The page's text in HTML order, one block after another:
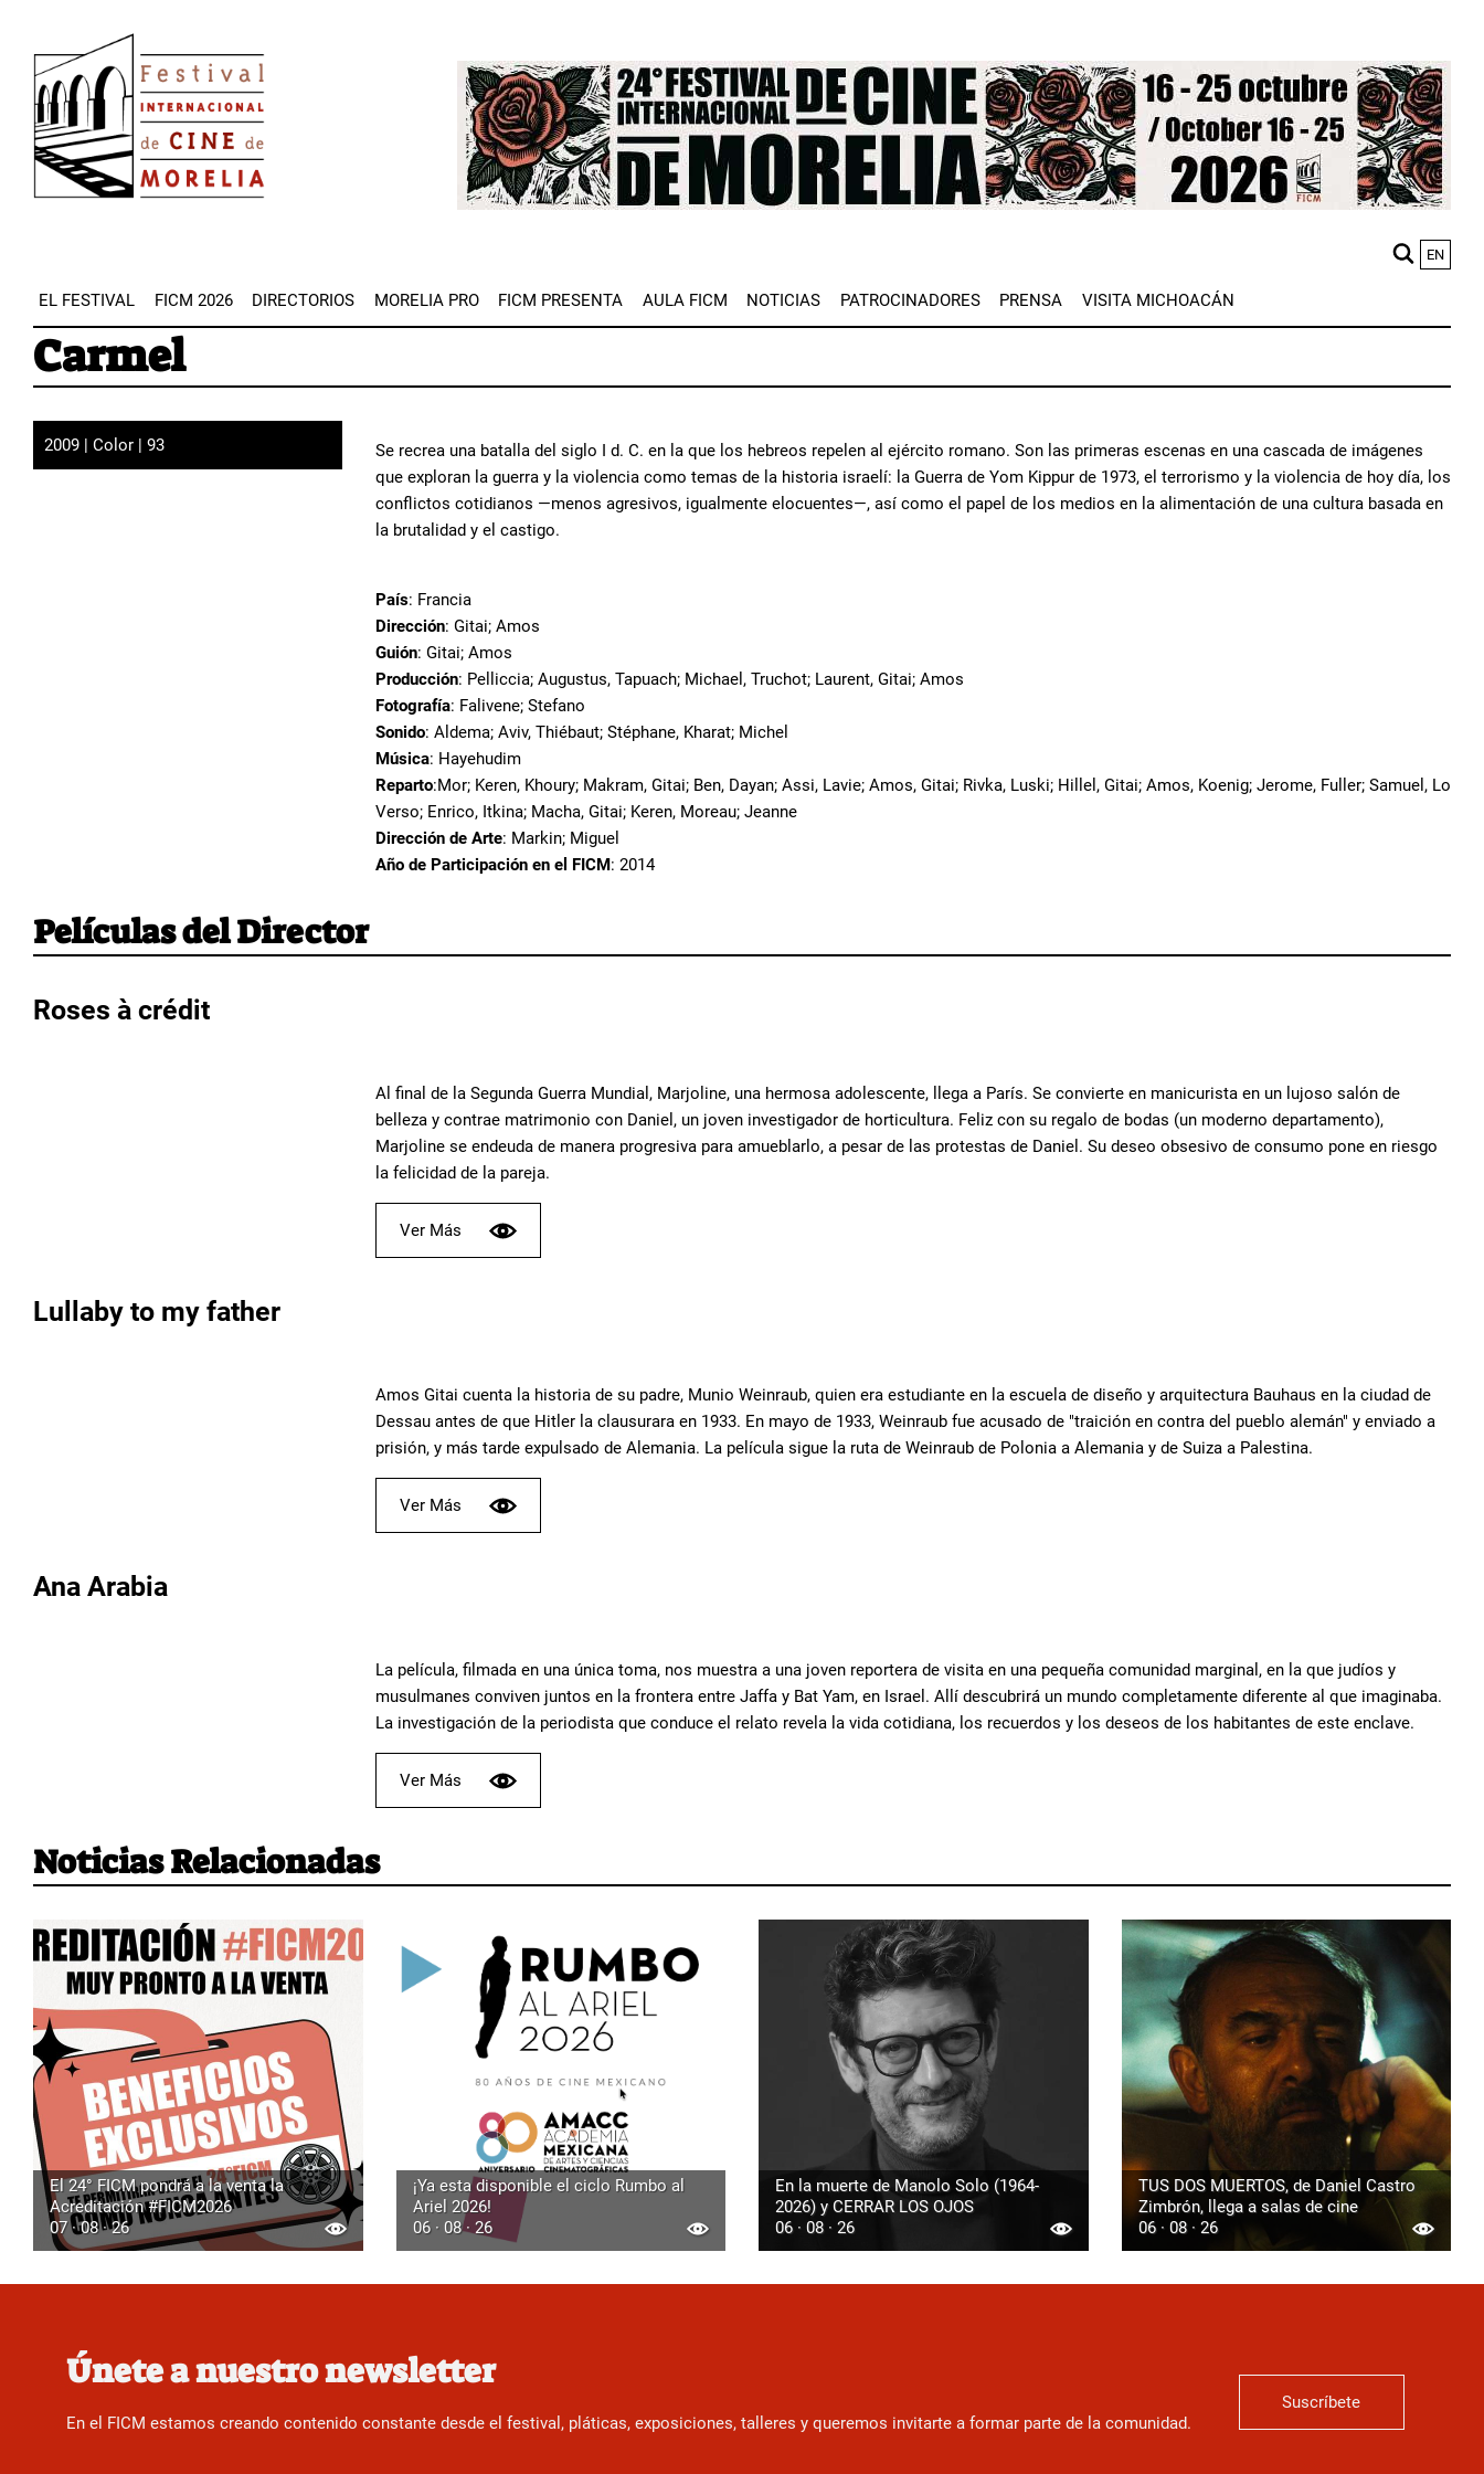
contenido
principal
Image
EN
EL FESTIVAL FICM 2026 DIRECTORIOS MORELIA PRO FICM PRESENTA AULA FICM NOTICIAS PATROCINADORES PRENSA VISITA MICHOACÁN
Carmel
2009 | Color | 93
Se recrea una batalla del siglo I d. C. en la que los hebreos repelen al ejército romano. Son las primeras escenas en una cascada de imágenes
que exploran la guerra y la violencia como temas de la historia israelí: la Guerra de Yom Kippur de 1973, el terrorismo y la violencia de hoy día, los
conflictos cotidianos —menos agresivos, igualmente elocuentes—, así como el papel de los medios en la alimentación de una cultura basada en
la brutalidad y el castigo.
País: Francia
Dirección: Gitai; Amos
Guión: Gitai; Amos
Producción: Pelliccia; Augustus, Tapuach; Michael, Truchot; Laurent, Gitai; Amos
Fotografía: Falivene; Stefano
Sonido: Aldema; Aviv, Thiébaut; Stéphane, Kharat; Michel
Música: Hayehudim
Reparto:Mor; Keren, Khoury; Makram, Gitai; Ben, Dayan; Assi, Lavie; Amos, Gitai; Rivka, Luski; Hillel, Gitai; Amos, Koenig; Jerome, Fuller; Samuel, Lo
Verso; Enrico, Itkina; Macha, Gitai; Keren, Moreau; Jeanne
Dirección de Arte: Markin; Miguel
Año de Participación en el FICM: 2014
Películas del Director
Roses à crédit
Al final de la Segunda Guerra Mundial, Marjoline, una hermosa adolescente, llega a París. Se convierte en manicurista en un lujoso salón de
belleza y contrae matrimonio con Daniel, un joven investigador de horticultura. Feliz con su regalo de bodas (un moderno departamento),
Marjoline se endeuda de manera progresiva para amueblarlo, a pesar de las protestas de Daniel. Su deseo obsesivo de consumo pone en riesgo
la felicidad de la pareja.
Ver Más
Lullaby to my father
Amos Gitai cuenta la historia de su padre, Munio Weinraub, quien era estudiante en la escuela de diseño y arquitectura Bauhaus en la ciudad de
Dessau antes de que Hitler la clausurara en 1933. En mayo de 1933, Weinraub fue acusado de "traición en contra del pueblo alemán" y enviado a
prisión, y más tarde expulsado de Alemania. La película sigue la ruta de Weinraub de Polonia a Alemania y de Suiza a Palestina.
Ver Más
Ana Arabia
La película, filmada en una única toma, nos muestra a una joven reportera de visita en una pequeña comunidad marginal, en la que judíos y
musulmanes conviven juntos en la frontera entre Jaffa y Bat Yam, en Israel. Allí descubrirá un mundo completamente diferente al que imaginaba.
La investigación de la periodista que conduce el relato revela la vida cotidiana, los recuerdos y los deseos de los habitantes de este enclave.
Ver Más
Noticias Relacionadas
El 24° FICM pondrá a la venta la
Acreditación #FICM2026
07 · 08 · 26
¡Ya esta disponible el ciclo Rumbo al
Ariel 2026!
06 · 08 · 26
En la muerte de Manolo Solo (1964-
2026) y CERRAR LOS OJOS
06 · 08 · 26
TUS DOS MUERTOS, de Daniel Castro
Zimbrón, llega a salas de cine
06 · 08 · 26
Únete a nuestro newsletter
En el FICM estamos creando contenido constante desde el festival, pláticas, exposiciones, talleres y queremos invitarte a formar parte de la comunidad.
Suscríbete